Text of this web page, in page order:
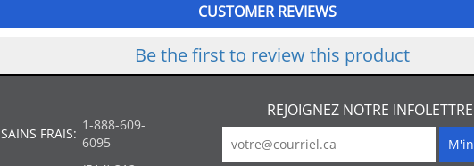
CUSTOMER REVIEWS
Be the first to review this product
SAINS FRAIS:
1-888-609-
6095
REJOIGNEZ NOTRE INFOLETTRE